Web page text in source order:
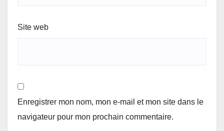
Site web
Enregistrer mon nom, mon e-mail et mon site dans le
navigateur pour mon prochain commentaire.